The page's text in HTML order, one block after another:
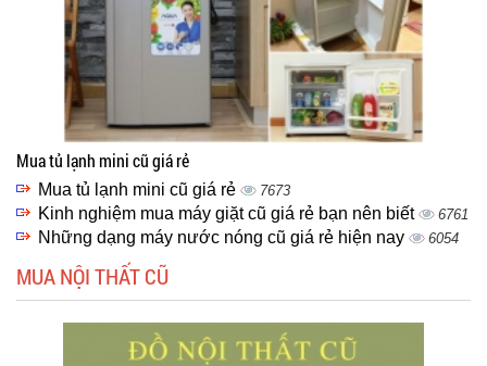
Mua tủ lạnh mini cũ giá rẻ
Mua tủ lạnh mini cũ giá rẻ 7673
Kinh nghiệm mua máy giặt cũ giá rẻ bạn nên biết 6761
Những dạng máy nước nóng cũ giá rẻ hiện nay 6054
MUA NỘI THẤT CŨ